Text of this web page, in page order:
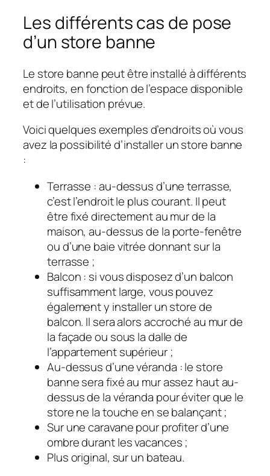
Les différents cas de pose
d’un store banne
Le store banne peut être installé à différents
endroits, en fonction de l’espace disponible
et de l’utilisation prévue.
Voici quelques exemples d’endroits où vous
avez la possibilité d’installer un store banne
:
Terrasse : au-dessus d’une terrasse,
c’est l’endroit le plus courant. Il peut
être fixé directement au mur de la
maison, au-dessus de la porte-fenêtre
ou d’une baie vitrée donnant sur la
terrasse ;
Balcon : si vous disposez d’un balcon
suffisamment large, vous pouvez
également y installer un store de
balcon. Il sera alors accroché au mur de
la façade ou sous la dalle de
l’appartement supérieur ;
Au-dessus d’une véranda : le store
banne sera fixé au mur assez haut au-
dessus de la véranda pour éviter que le
store ne la touche en se balançant ;
Sur une caravane pour profiter d’une
ombre durant les vacances ;
Plus original, sur un bateau.